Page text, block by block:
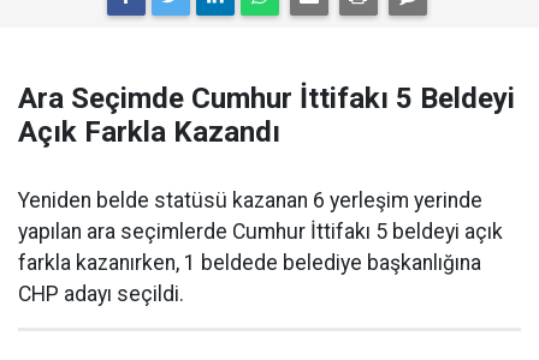
Ara Seçimde Cumhur İttifakı 5 Beldeyi
Açık Farkla Kazandı
Yeniden belde statüsü kazanan 6 yerleşim yerinde
yapılan ara seçimlerde Cumhur İttifakı 5 beldeyi açık
farkla kazanırken, 1 beldede belediye başkanlığına
CHP adayı seçildi.